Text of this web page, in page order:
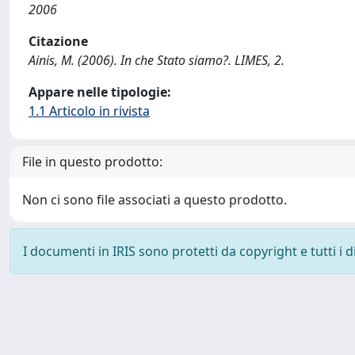
2006
Citazione
Ainis, M. (2006). In che Stato siamo?. LIMES, 2.
Appare nelle tipologie:
1.1 Articolo in rivista
File in questo prodotto:
Non ci sono file associati a questo prodotto.
I documenti in IRIS sono protetti da copyright e tutti i